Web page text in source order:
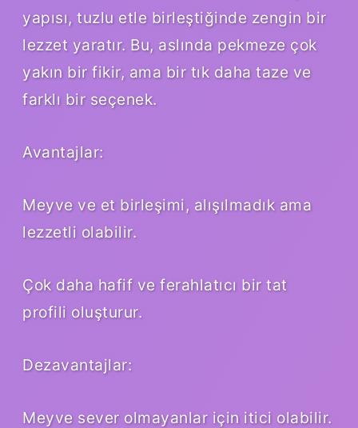
yapısı, tuzlu etle birleştiğinde zengin bir
lezzet yaratır. Bu, aslında pekmeze çok
yakın bir fikir, ama bir tık daha taze ve
farklı bir seçenek.
Avantajlar:
Meyve ve et birleşimi, alışılmadık ama
lezzetli olabilir.
Çok daha hafif ve ferahlatıcı bir tat
profili oluşturur.
Dezavantajlar:
Meyve sever olmayanlar için itici olabilir.